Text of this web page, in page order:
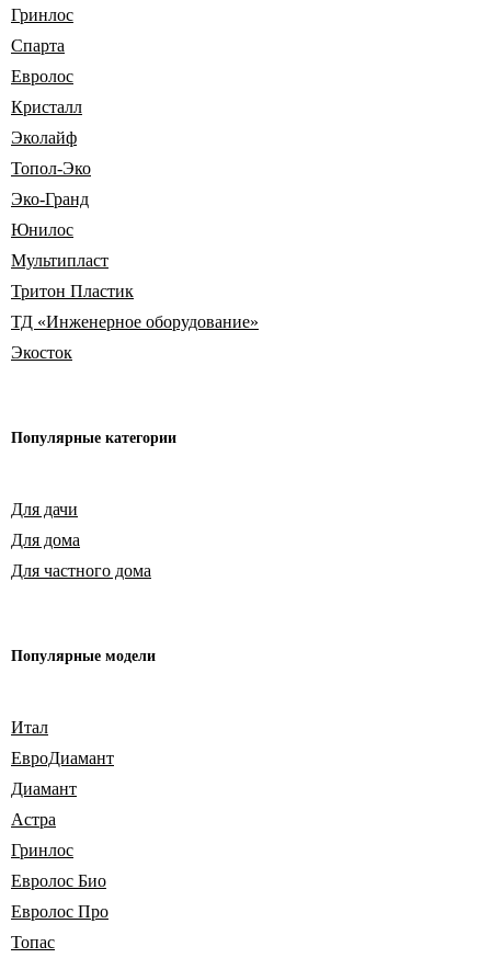
Гринлос
Спарта
Евролос
Кристалл
Эколайф
Топол-Эко
Эко-Гранд
Юнилос
Мультипласт
Тритон Пластик
ТД «Инженерное оборудование»
Экосток
Популярные категории
Для дачи
Для дома
Для частного дома
Популярные модели
Итал
ЕвроДиамант
Диамант
Астра
Гринлос
Евролос Био
Евролос Про
Топас